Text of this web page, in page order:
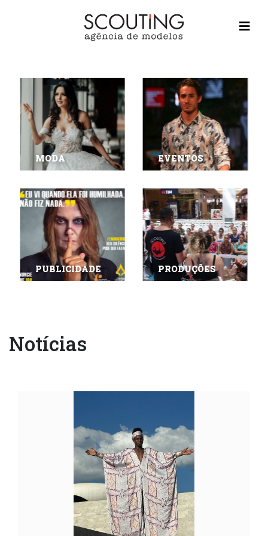
home
casting
sobre nós
contato
cursos
seja modelo
MODA EVENTOS
PUBLICIDADE PRODUÇÕES
Notícias